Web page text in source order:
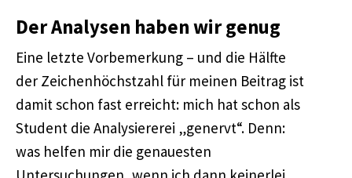
Der Analysen haben wir genug
Eine letzte Vorbemerkung – und die Hälfte
der Zeichenhöchstzahl für meinen Beitrag ist
damit schon fast erreicht: mich hat schon als
Student die Analysiererei „genervt“. Denn:
was helfen mir die genauesten